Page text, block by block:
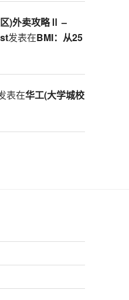
)外卖攻略Ⅱ –
发表在BMI：从25
表在华工(大学城校